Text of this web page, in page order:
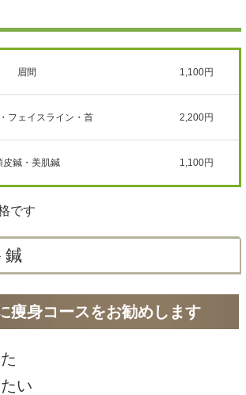
眉間 1,100円
フェイスライン・首 2,200円
皮鍼・美肌鍼 1,100円
です
鍼
痩身コースをお勧めします
い